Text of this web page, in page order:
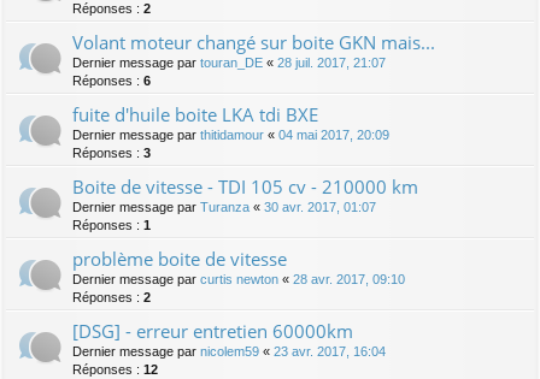
Réponses : 2
Volant moteur changé sur boite GKN mais...
Dernier message par touran_DE « 28 juil. 2017, 21:07
Réponses : 6
fuite d'huile boite LKA tdi BXE
Dernier message par thitidamour « 04 mai 2017, 20:09
Réponses : 3
Boite de vitesse - TDI 105 cv - 210000 km
Dernier message par Turanza « 30 avr. 2017, 01:07
Réponses : 1
problème boite de vitesse
Dernier message par curtis newton « 28 avr. 2017, 09:10
Réponses : 2
[DSG] - erreur entretien 60000km
Dernier message par nicolem59 « 23 avr. 2017, 16:04
Réponses : 12